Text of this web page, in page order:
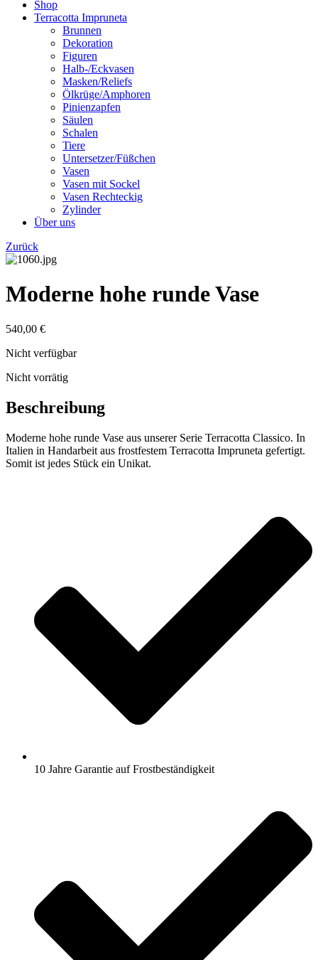
Shop
Terracotta Impruneta
Brunnen
Dekoration
Figuren
Halb-/Eckvasen
Masken/Reliefs
Ölkrüge/Amphoren
Pinienzapfen
Säulen
Schalen
Tiere
Untersetzer/Füßchen
Vasen
Vasen mit Sockel
Vasen Rechteckig
Zylinder
Über uns
Zurück
Moderne hohe runde Vase
540,00 €
Nicht verfügbar
Nicht vorrätig
Beschreibung
Moderne hohe runde Vase aus unserer Serie Terracotta Classico. In
Italien in Handarbeit aus frostfestem Terracotta Impruneta gefertigt.
Somit ist jedes Stück ein Unikat.
10 Jahre Garantie auf Frostbeständigkeit